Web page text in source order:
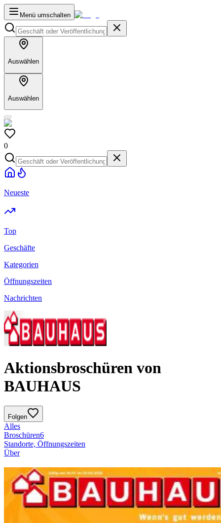
Menü umschalten
Auswählen
Auswählen
0
Neueste
Top
Geschäfte
Kategorien
Öffnungszeiten
Nachrichten
Aktionsbroschüren von
BAUHAUS
Folgen
Alles
Broschüren6
Standorte, Öffnungszeiten
Über